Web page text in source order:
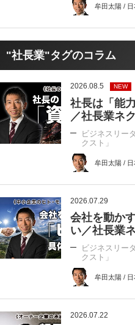
牟田太陽 /
"社長業"タグのコラム
2026.08.5 NEW
社長は「能
／社長業ネ
ビジネスリー
クスト」
牟田太陽 /
2026.07.29
会社を動か
い／社長業
ビジネスリー
クスト」
牟田太陽 /
2026.07.22